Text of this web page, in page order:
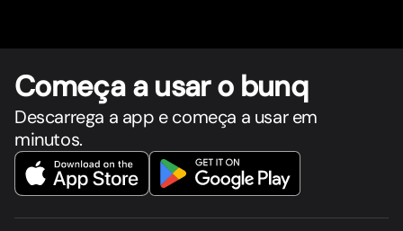
Começa a usar o bunq
Descarrega a app e começa a usar em
minutos.